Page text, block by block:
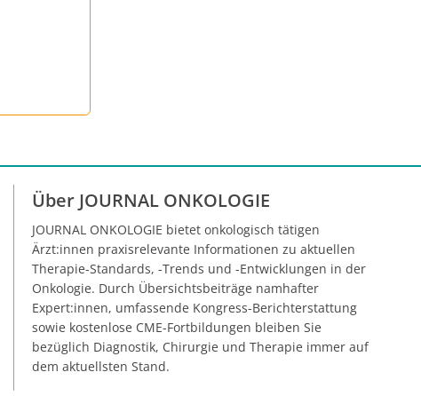
Über JOURNAL ONKOLOGIE
JOURNAL ONKOLOGIE bietet onkologisch tätigen
Ärzt:innen praxisrelevante Informationen zu aktuellen
Therapie-Standards, -Trends und -Entwicklungen in der
Onkologie. Durch Übersichtsbeiträge namhafter
Expert:innen, umfassende Kongress-Berichterstattung
sowie kostenlose CME-Fortbildungen bleiben Sie
bezüglich Diagnostik, Chirurgie und Therapie immer auf
dem aktuellsten Stand.